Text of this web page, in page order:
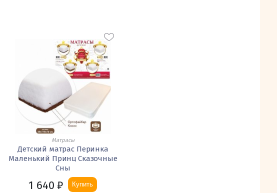
Матрасы
Детский матрас Перинка
Маленький Принц Сказочные
Сны
1 640 ₽ Купить